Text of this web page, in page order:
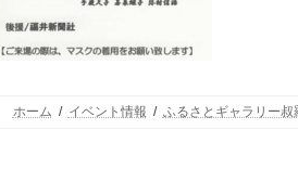
ホーム イベント情報 ふるさとギャラリー叔